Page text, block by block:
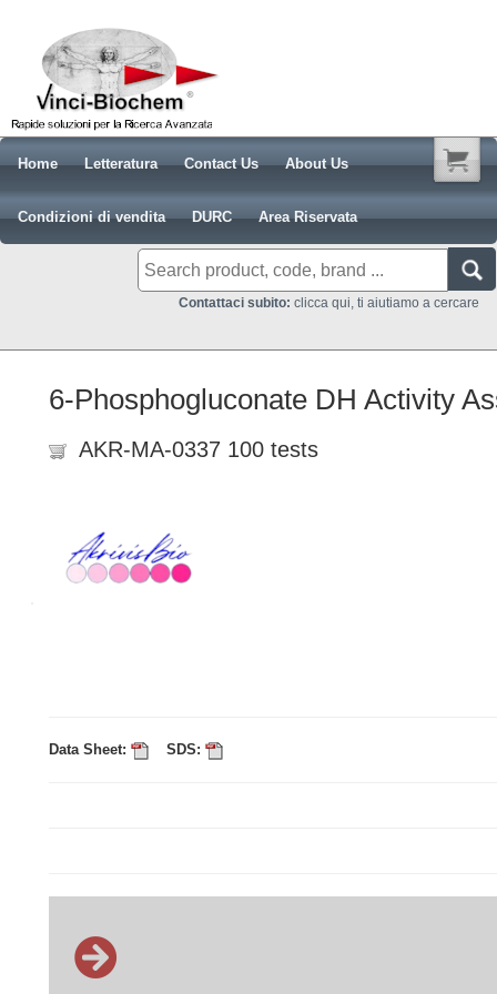
Home Letteratura Contact Us About Us
Condizioni di vendita DURC Area Riservata
Contattaci subito: clicca qui, ti aiutiamo a cercare
6-Phosphogluconate DH Activity
AKR-MA-0337 100 tests
Data Sheet: SDS: